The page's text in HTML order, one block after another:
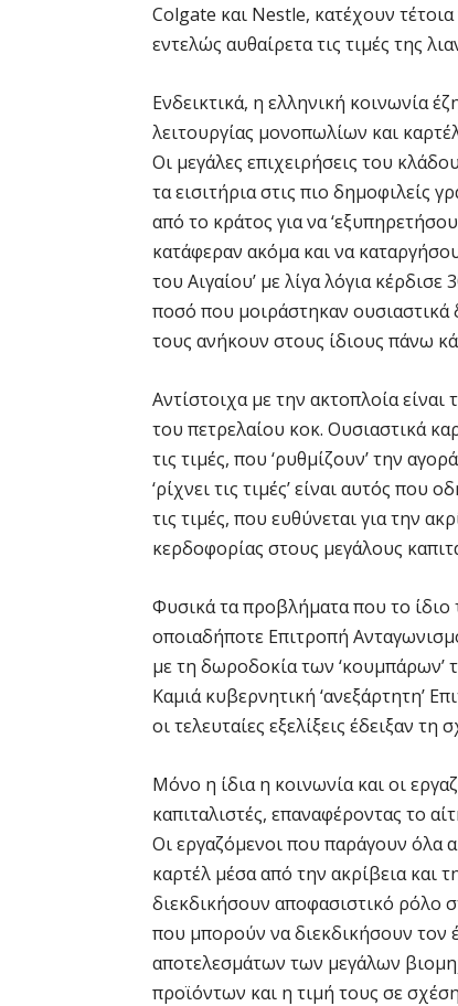
Colgate και Nestle, κατέχουν
εντελώς αυθαίρετα τις τιμές της
Ενδεικτικά, η ελληνική κοινωνία
λειτουργίας μονοπωλίων και
Οι μεγάλες επιχειρήσεις του
τα εισιτήρια στις πιο δημοφιλείς
από το κράτος για να
κατάφεραν ακόμα και να
του Αιγαίου’ με λίγα λόγια
ποσό που μοιράστηκαν ουσιαστικά
τους ανήκουν στους ίδιους πάνω
Αντίστοιχα με την ακτοπλοία
του πετρελαίου κοκ. Ουσιαστικά
τις τιμές, που ‘ρυθμίζουν’ την
‘ρίχνει τις τιμές’ είναι αυτός
τις τιμές, που ευθύνεται για την
κερδοφορίας στους μεγάλους
Φυσικά τα προβλήματα που το ίδιο
οποιαδήποτε Επιτροπή
με τη δωροδοκία των ‘κουμπάρων’
Καμιά κυβερνητική ‘ανεξάρτητη’
οι τελευταίες εξελίξεις έδειξαν
Μόνο η ίδια η κοινωνία και οι
καπιταλιστές, επαναφέροντας το
Οι εργαζόμενοι που παράγουν όλα
καρτέλ μέσα από την ακρίβεια και
διεκδικήσουν αποφασιστικό ρόλο
που μπορούν να διεκδικήσουν τον
αποτελεσμάτων των μεγάλων
προϊόντων και η τιμή τους σε